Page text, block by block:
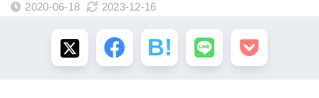
2020-06-18 2023-12-16